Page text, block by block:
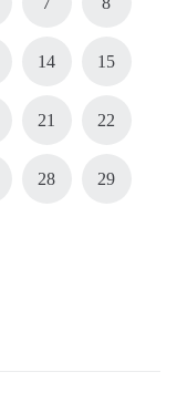
14 15
21 22
28 29